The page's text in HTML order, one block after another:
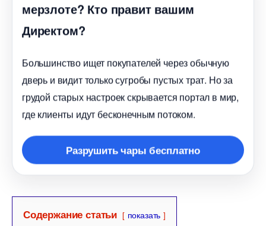
мерзлоте? Кто правит вашим
Директом?
Большинство ищет покупателей через обычную
дверь и видит только сугробы пустых трат. Но за
рудой старых настроек скрывается портал в мир,
де клиенты идут бесконечным потоком.
Разрушить чары бесплатно
Содержание статьи показать